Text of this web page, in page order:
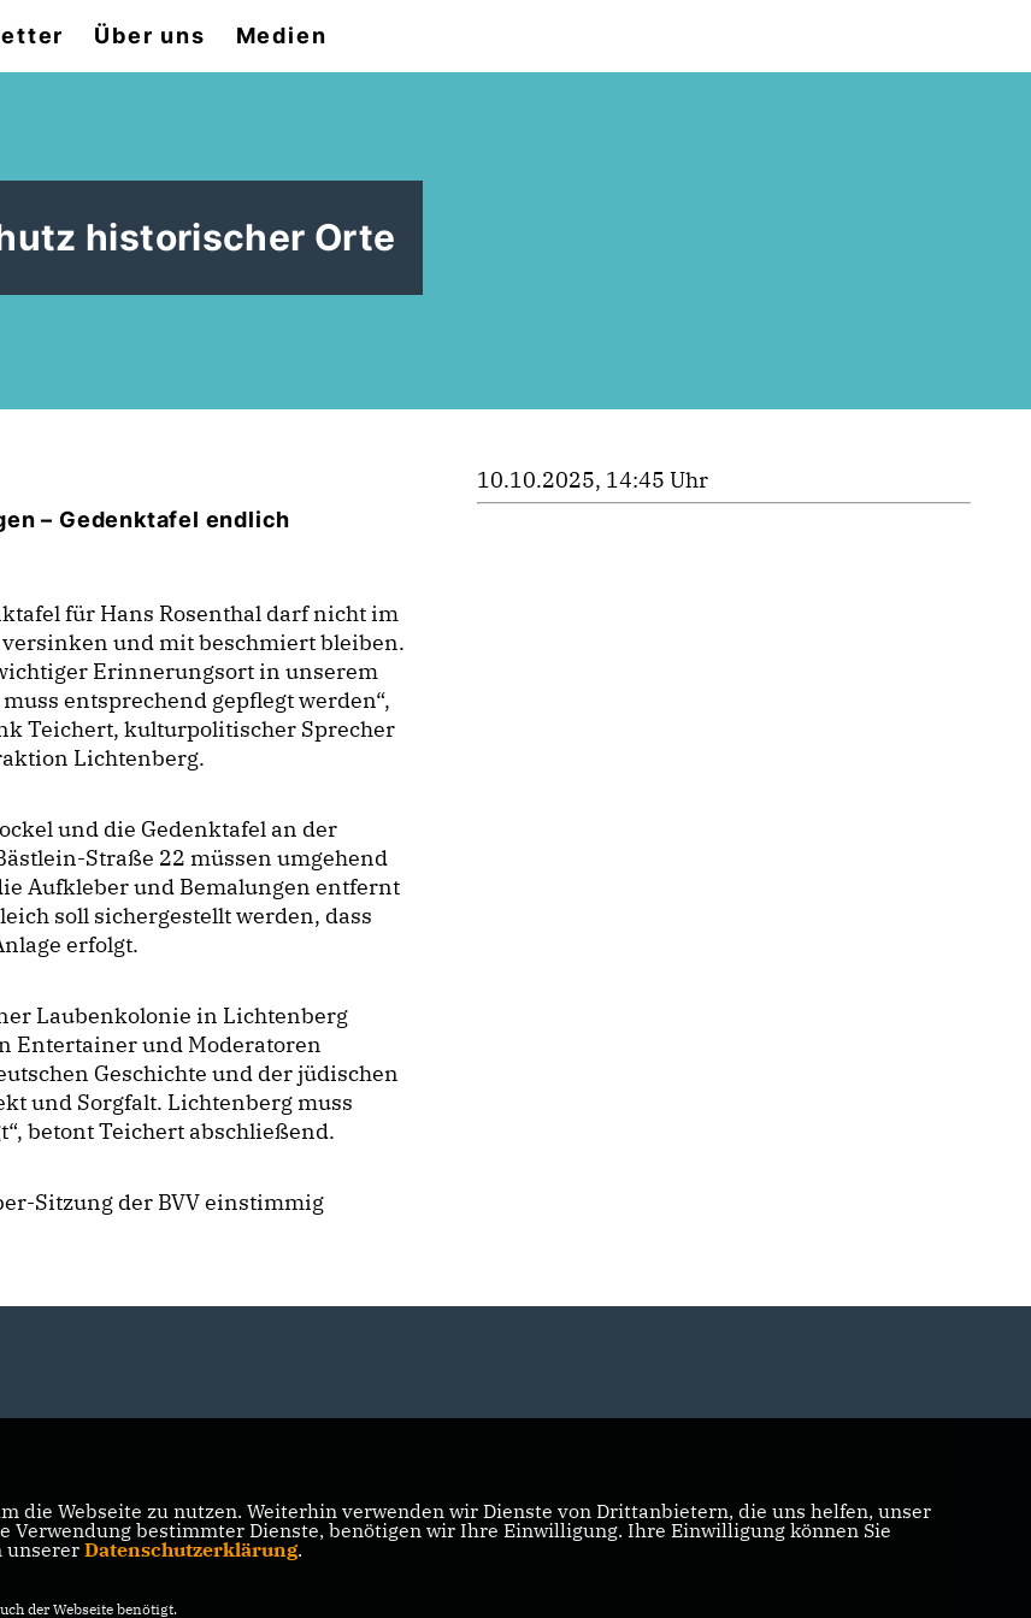
Über uns Medien
historischer Orte
– Gedenktafel endlich
für Hans Rosenthal darf nicht im
und mit beschmiert bleiben.
Erinnerungsort in unserem
entsprechend gepflegt werden“,
Teichert, kulturpolitischer Sprecher
Lichtenberg.
und die Gedenktafel an der
Straße 22 müssen umgehend
Aufkleber und Bemalungen entfernt
soll sichergestellt werden, dass
erfolgt.
Laubenkolonie in Lichtenberg
Entertainer und Moderatoren
Geschichte und der jüdischen
und Sorgfalt. Lichtenberg muss
betont Teichert abschließend.
Sitzung der BVV einstimmig
10.10.2025, 14:45 Uhr
die Webseite zu nutzen. Weiterhin verwenden wir Dienste von Drittanbietern, die uns helfen, unser
Verwendung bestimmter Dienste, benötigen wir Ihre Einwilligung. Ihre Einwilligung können Sie
unserer Datenschutzerklärung.
der Webseite benötigt.